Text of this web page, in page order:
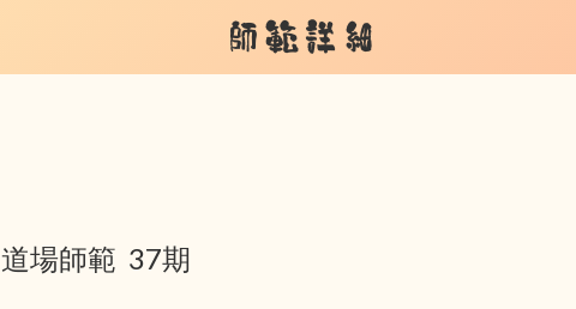
師範詳細
道場師範 37期